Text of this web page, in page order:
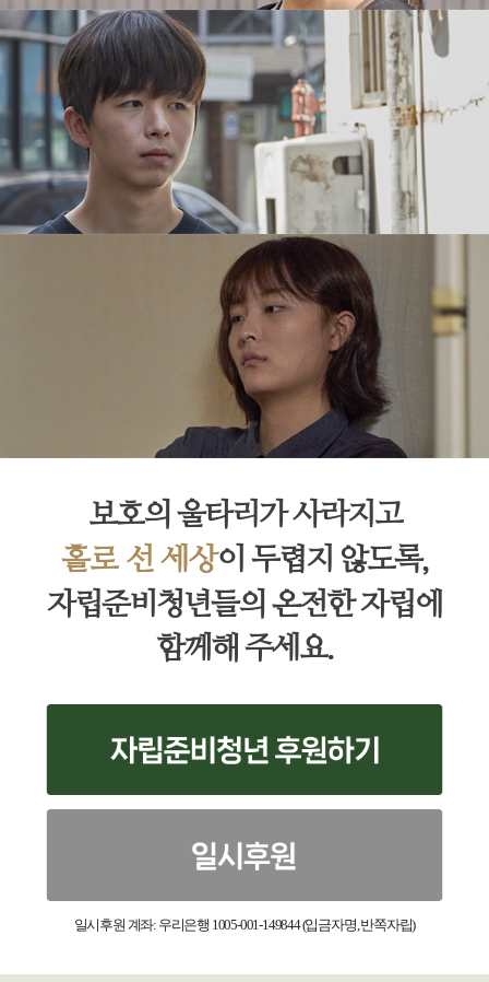
보호의 울타리가 사라지고
홀로 선 세상이 두렵지 않도록,
자립준비청년들의 온전한 자립에
함께해 주세요.
일시후원 계좌: 우리은행 1005-001-149844 (입금자명, 반쪽자립)